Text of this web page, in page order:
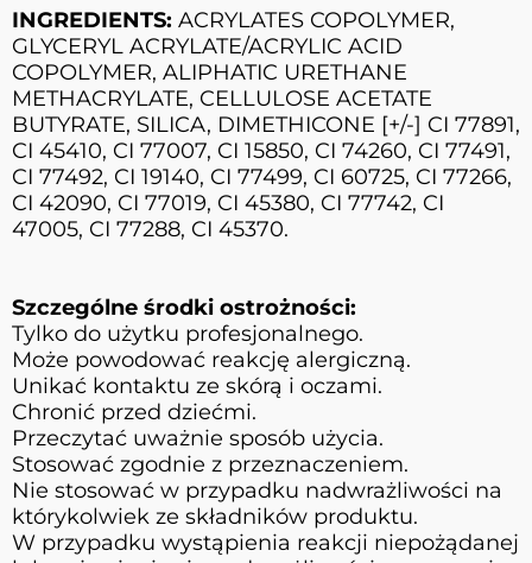
INGREDIENTS: ACRYLATES COPOLYMER,
GLYCERYL ACRYLATE/ACRYLIC ACID
COPOLYMER, ALIPHATIC URETHANE
METHACRYLATE, CELLULOSE ACETATE
BUTYRATE, SILICA, DIMETHICONE [+/-] CI 77891,
CI 45410, CI 77007, CI 15850, CI 74260, CI 77491,
CI 77492, CI 19140, CI 77499, CI 60725, CI 77266,
CI 42090, CI 77019, CI 45380, CI 77742, CI
47005, CI 77288, CI 45370.
Szczególne środki ostrożności:
Tylko do użytku profesjonalnego.
Może powodować reakcję alergiczną.
Unikać kontaktu ze skórą i oczami.
Chronić przed dziećmi.
Przeczytać uważnie sposób użycia.
Stosować zgodnie z przeznaczeniem.
Nie stosować w przypadku nadwrażliwości na
którykolwiek ze składników produktu.
W przypadku wystąpienia reakcji niepożądanej